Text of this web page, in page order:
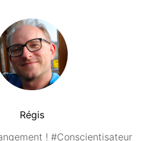
Régis
! #Conscientisateur